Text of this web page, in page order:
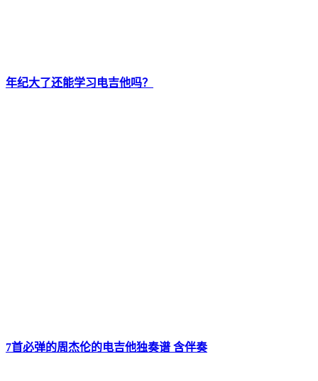
年纪大了还能学习电吉他吗？
7首必弹的周杰伦的电吉他独奏谱 含伴奏